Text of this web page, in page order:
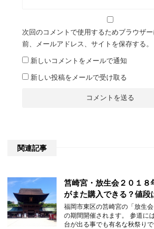
次回のコメントで使用するためブラウザ
前、メールアドレス、サイトを保存する。
新しいコメントをメールで通知
新しい投稿をメールで受け取る
関連記事
筥崎宮・放生会２０１８
がまた購入できる？値段
福岡市東区の筥崎宮の「放生
の期間開催されます。 参道に
台が出る事でも有名な秋祭り